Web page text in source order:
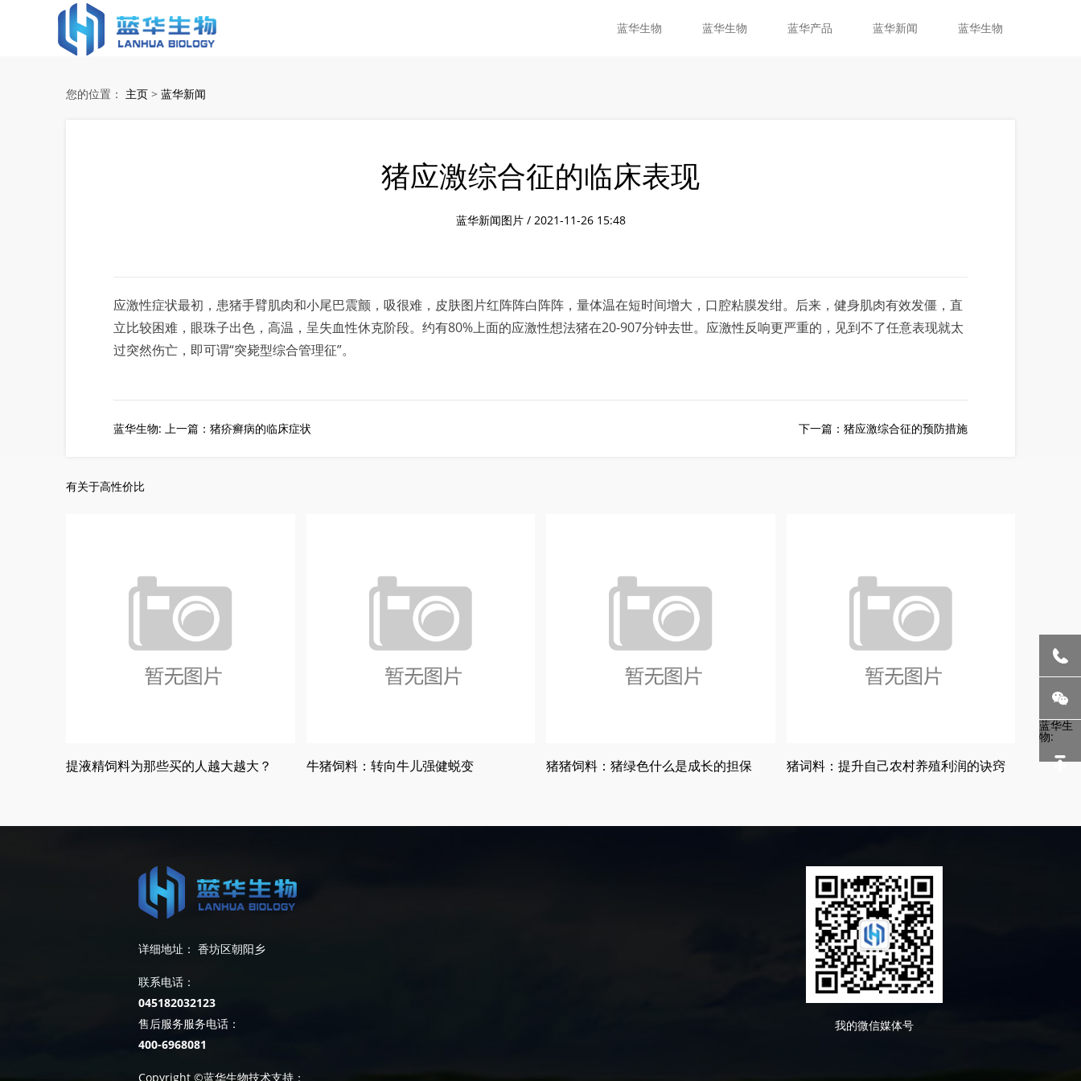
蓝华生物
蓝华生物 蓝华产品 蓝华新闻 蓝华生物
您的位置： 主页 > 蓝华新闻
猪应激综合征的临床表现
蓝华新闻图片 / 2021-11-26 15:48
应激性症状最初，患猪手臂肌肉和小尾巴震颤，吸很难，皮肤图片红阵阵白阵阵，量体温在短时间增大，口腔粘膜发绀。后来，健身肌肉有效发僵，直
立比较困难，眼珠子出色，高温，呈失血性休克阶段。约有80%上面的应激性想法猪在20-907分钟去世。应激性反响更严重的，见到不了任意表现就太
过突然伤亡，即可谓“突毙型综合管理征”。
蓝华生物: 上一篇：猪疥癣病的临床症状 下一篇：猪应激综合征的预防措施
有关于高性价比
提液精饲料为那些买的人越大越大？ 牛猪饲料：转向牛儿强健蜕变 猪猪饲料：猪绿色什么是成长的担保 猪词料：提升自己农村养殖利润的诀窍
我的微信媒体号
详细地址： 香坊区朝阳乡
联系电话：
045182032123
售后服务服务电话：
400-6968081
Copyright ©蓝华生物技术支持：
蓝华生
物: